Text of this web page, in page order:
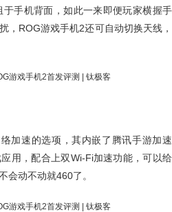
手机背面，如此一来即便玩家横握手
，ROG游戏手机2还可自动切换天线，
加速的选项，其内嵌了腾讯手游加速
用，配合上双Wi-Fi加速功能，可以给
会动不动就460了。